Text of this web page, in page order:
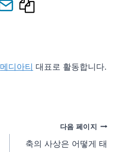
메디아티 대표로 활동합니다.
다음 페이지
축의 사상은 어떻게 태